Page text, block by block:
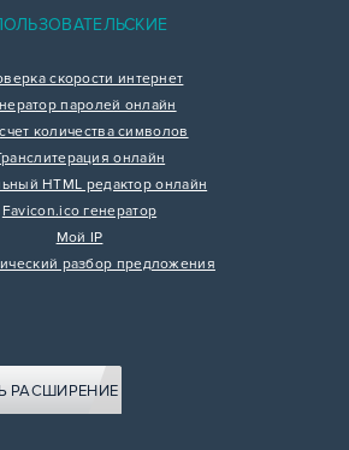
скорости интернет
паролей онлайн
количества символов
онлайн
HTML редактор онлайн
Favicon.ico генератор
Мой IP
разбор предложения
РАСШИРЕНИЕ